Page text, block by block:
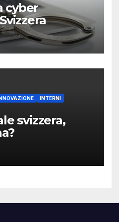
cyber
INNOVAZIONE
INTERNI
svizzera,